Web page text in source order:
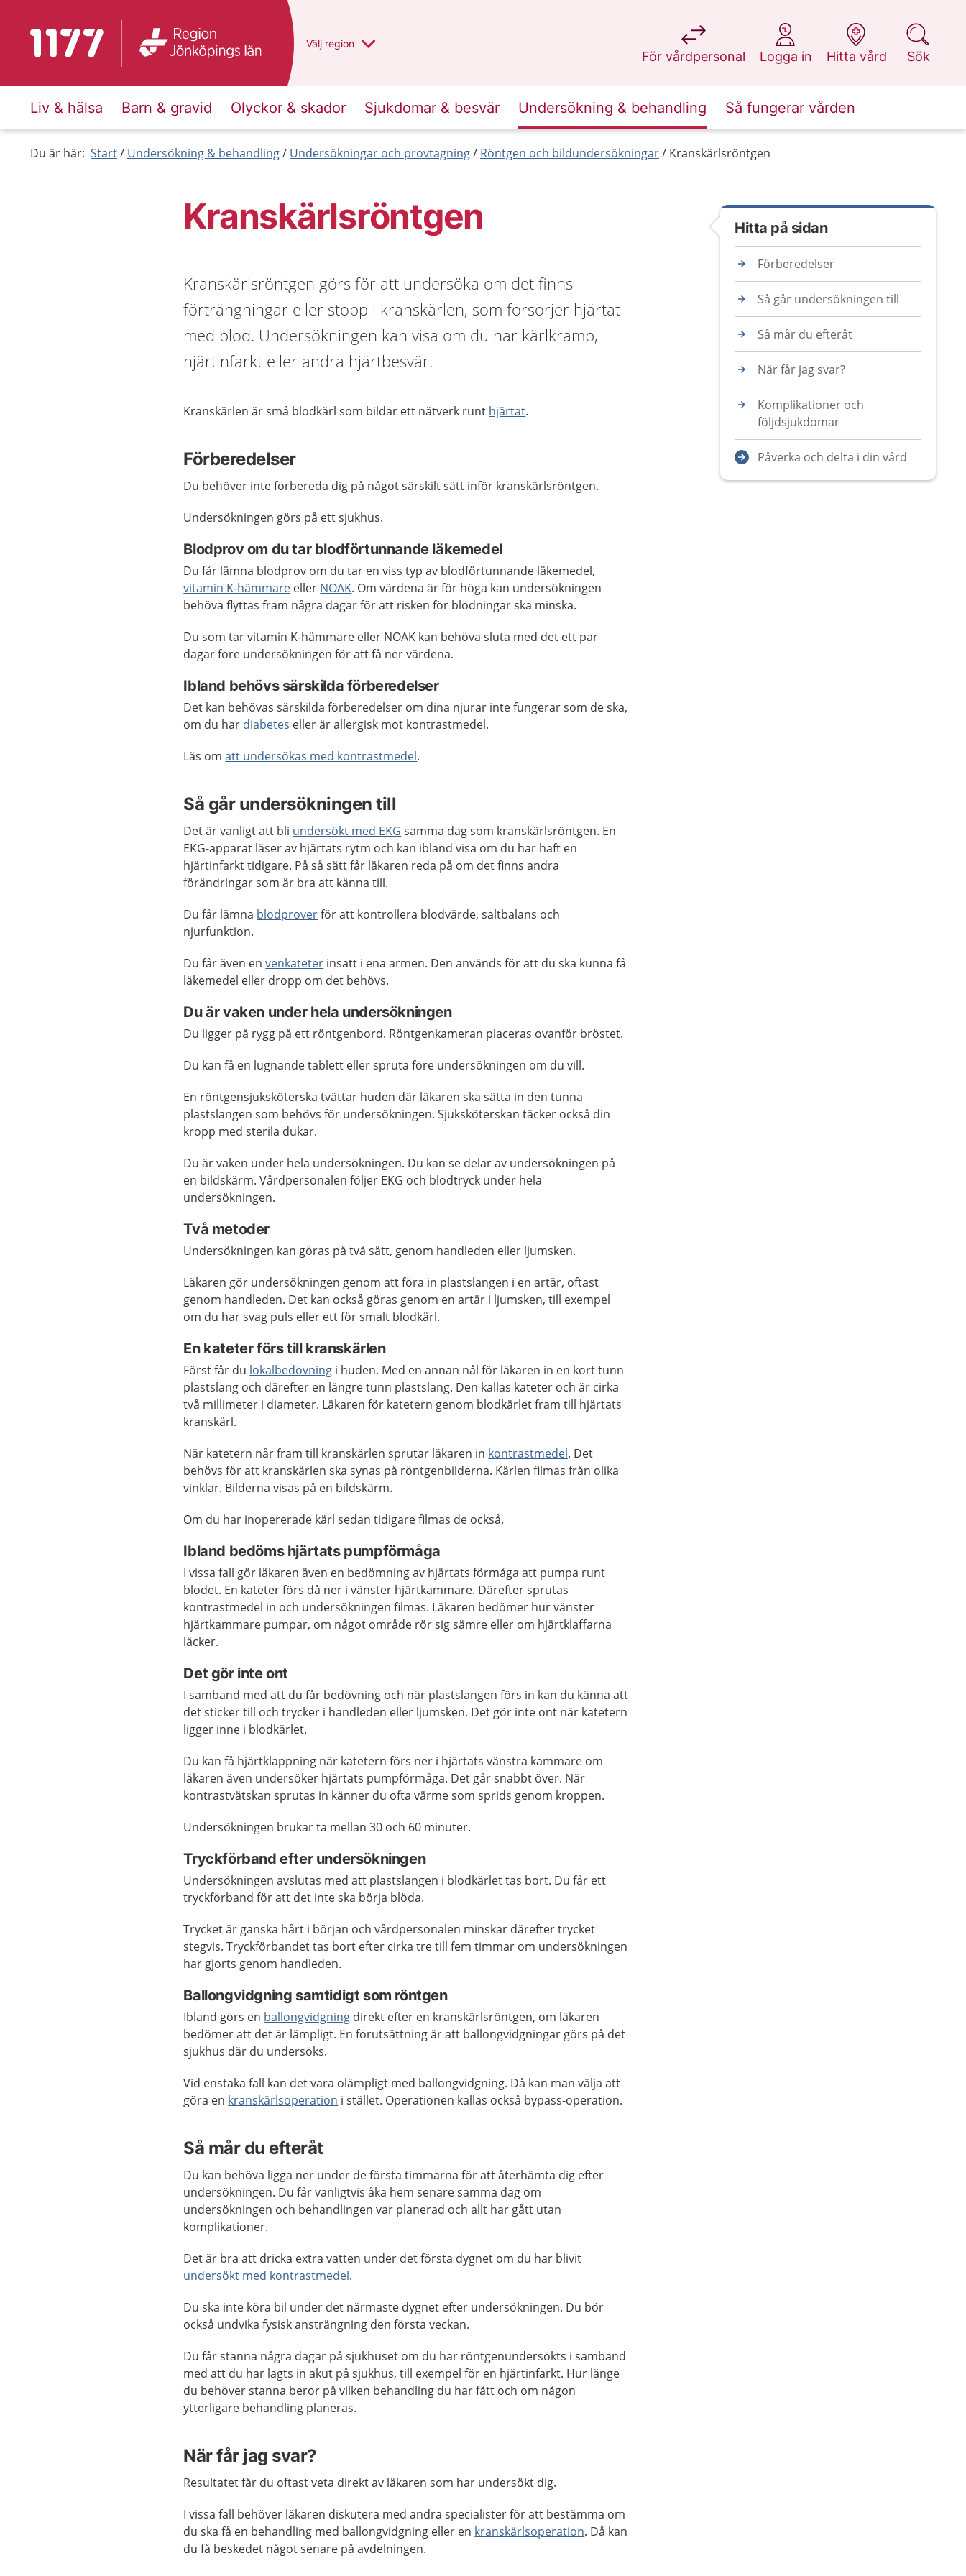
Till startsidan för 1177 Du har valt region
Välj en annan
region
För vårdpersonal
på 1177.se
Logga in
på 1177.se
Hitta vård
på 1177.se
Sök
på 1177.se
Liv & hälsa Barn & gravid Olyckor & skador Sjukdomar & besvär Undersökning & behandling Så fungerar vården
Du är här: Start Undersökning & behandling Undersökningar och provtagning Röntgen och bildundersökningar Kranskärlsröntgen
Kranskärlsröntgen
Kranskärlsröntgen görs för att undersöka om det finns
förträngningar eller stopp i kranskärlen, som försörjer hjärtat
med blod. Undersökningen kan visa om du har kärlkramp,
hjärtinfarkt eller andra hjärtbesvär.
Kranskärlen är små blodkärl som bildar ett nätverk runt hjärtat.
Förberedelser
Du behöver inte förbereda dig på något särskilt sätt inför kranskärlsröntgen.
Undersökningen görs på ett sjukhus.
Blodprov om du tar blodförtunnande läkemedel
Du får lämna blodprov om du tar en viss typ av blodförtunnande läkemedel,
vitamin K-hämmare eller NOAK. Om värdena är för höga kan undersökningen
behöva flyttas fram några dagar för att risken för blödningar ska minska.
Du som tar vitamin K-hämmare eller NOAK kan behöva sluta med det ett par
dagar före undersökningen för att få ner värdena.
Ibland behövs särskilda förberedelser
Det kan behövas särskilda förberedelser om dina njurar inte fungerar som de ska,
om du har diabetes eller är allergisk mot kontrastmedel.
Läs omatt undersökas med kontrastmedel.
Så går undersökningen till
Det är vanligt att bli undersökt med EKG samma dag som kranskärlsröntgen. En
EKG-apparat läser av hjärtats rytm och kan ibland visa om du har haft en
hjärtinfarkt tidigare. På så sätt får läkaren reda på om det finns andra
förändringar som är bra att känna till.
Du får lämna blodproverför att kontrollera blodvärde, saltbalans och
njurfunktion.
Du får även envenkateter insatt i ena armen. Den används för att du ska kunna få
läkemedel eller dropp om det behövs.
Du är vaken under hela undersökningen
Du ligger på rygg på ett röntgenbord. Röntgenkameran placeras ovanför bröstet.
Du kan få en lugnande tablett eller spruta före undersökningen om du vill.
En röntgensjuksköterska tvättar huden där läkaren ska sätta in den tunna
plastslangen som behövs för undersökningen. Sjuksköterskan täcker också din
kropp med sterila dukar.
Du är vaken under hela undersökningen. Du kan se delar av undersökningen på
en bildskärm. Vårdpersonalen följer EKG och blodtryck under hela
undersökningen.
Två metoder
Undersökningen kan göras på två sätt, genom handleden eller ljumsken.
Läkaren gör undersökningen genom att föra in plastslangen i en artär, oftast
genom handleden. Det kan också göras genom en artär i ljumsken, till exempel
om du har svag puls eller ett för smalt blodkärl.
En kateter förs till kranskärlen
Först får du lokalbedövning i huden. Med en annan nål för läkaren in en kort tunn
plastslang och därefter en längre tunn plastslang. Den kallas kateter och är cirka
två millimeter i diameter. Läkaren för katetern genom blodkärlet fram till hjärtats
kranskärl.
När katetern når fram till kranskärlen sprutar läkaren in kontrastmedel. Det
behövs för att kranskärlen ska synas på röntgenbilderna. Kärlen filmas från olika
vinklar. Bilderna visas på en bildskärm.
Om du har inopererade kärl sedan tidigare filmas de också.
Ibland bedöms hjärtats pumpförmåga
I vissa fall gör läkaren även en bedömning av hjärtats förmåga att pumpa runt
blodet. En kateter förs då ner i vänster hjärtkammare. Därefter sprutas
kontrastmedel in och undersökningen filmas. Läkaren bedömer hur vänster
hjärtkammare pumpar, om något område rör sig sämre eller om hjärtklaffarna
läcker.
Det gör inte ont
I samband med att du får bedövning och när plastslangen förs in kan du känna att
det sticker till och trycker i handleden eller ljumsken. Det gör inte ont när katetern
ligger inne i blodkärlet.
Du kan få hjärtklappning när katetern förs ner i hjärtats vänstra kammare om
läkaren även undersöker hjärtats pumpförmåga. Det går snabbt över. När
kontrastvätskan sprutas in känner du ofta värme som sprids genom kroppen.
Undersökningen brukar ta mellan 30 och 60 minuter.
Tryckförband efter undersökningen
Undersökningen avslutas med att plastslangen i blodkärlet tas bort. Du får ett
tryckförband för att det inte ska börja blöda.
Trycket är ganska hårt i början och vårdpersonalen minskar därefter trycket
stegvis. Tryckförbandet tas bort efter cirka tre till fem timmar om undersökningen
har gjorts genom handleden.
Ballongvidgning samtidigt som röntgen
Ibland görs en ballongvidgning direkt efter en kranskärlsröntgen, om läkaren
bedömer att det är lämpligt. En förutsättning är att ballongvidgningar görs på det
sjukhus där du undersöks.
Vid enstaka fall kan det vara olämpligt med ballongvidgning. Då kan man välja att
göra en kranskärlsoperation i stället. Operationen kallas också bypass-operation.
Så mår du efteråt
Du kan behöva ligga ner under de första timmarna för att återhämta dig efter
undersökningen. Du får vanligtvis åka hem senare samma dag om
undersökningen och behandlingen var planerad och allt har gått utan
komplikationer.
Det är bra att dricka extra vatten under det första dygnet om du har blivit
undersökt med kontrastmedel.
Du ska inte köra bil under det närmaste dygnet efter undersökningen. Du bör
också undvika fysisk ansträngning den första veckan.
Du får stanna några dagar på sjukhuset om du har röntgenundersökts i samband
med att du har lagts in akut på sjukhus, till exempel för en hjärtinfarkt. Hur länge
du behöver stanna beror på vilken behandling du har fått och om någon
ytterligare behandling planeras.
När får jag svar?
Resultatet får du oftast veta direkt av läkaren som har undersökt dig.
I vissa fall behöver läkaren diskutera med andra specialister för att bestämma om
du ska få en behandling med ballongvidgning eller en kranskärlsoperation. Då kan
du få beskedet något senare på avdelningen.
Hitta på sidan
Förberedelser
Så går undersökningen till
Så mår du efteråt
När får jag svar?
Komplikationer och
följdsjukdomar
Påverka och delta i din vård